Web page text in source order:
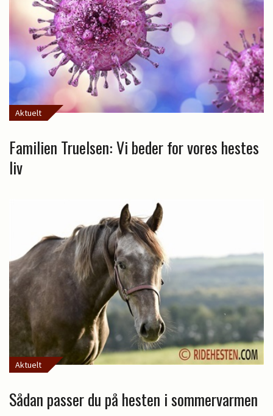
Aktuelt
Familien Truelsen: Vi beder for vores hestes
liv
Aktuelt
Sådan passer du på hesten i sommervarmen